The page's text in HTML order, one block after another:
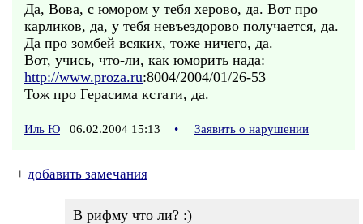
Да, Вова, с юмором у тебя херово, да. Вот про
карликов, да, у тебя невъездорово получается, да.
Да про зомбей всяких, тоже ничего, да.
Вот, учись, что-ли, как юморить нада:
http://www.proza.ru:8004/2004/01/26-53
Тож про Герасима кстати, да.
Иль Ю 06.02.2004 15:13 • Заявить о нарушении
+ добавить замечания
В рифму что ли? :)